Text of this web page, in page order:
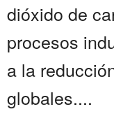
dióxido de
procesos
a la
globales....